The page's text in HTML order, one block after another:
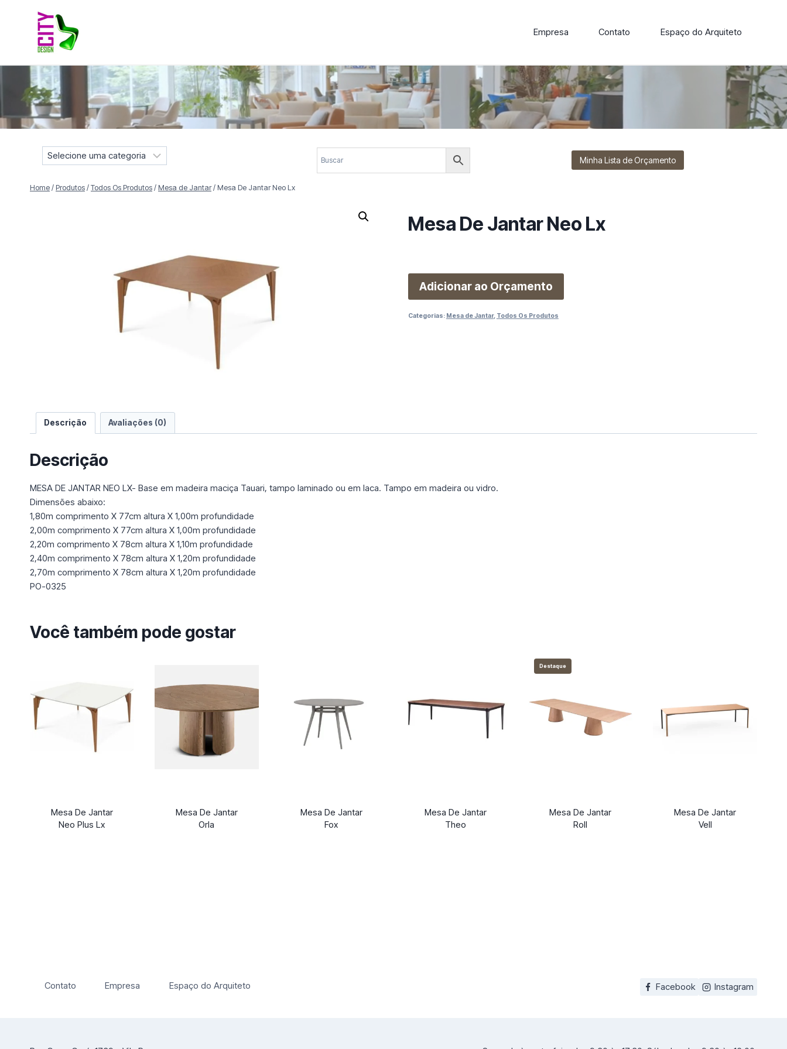
Conteúdo
Empresa Contato Espaço do Arquiteto
Móveis selecionados para compor projetos residenciais e corporativos com elegância, funcionalidade e personalidade. Explore nossa linha de cadeiras, poltronas, sofás e mesas de
design.
e
e
Minha Lista de Orçamento
Home / Produtos / Todos Os Produtos / Mesa de Jantar / Mesa De Jantar Neo Lx
Mesa De Jantar Neo Lx
Adicionar ao Orçamento
Categorias: Mesa de Jantar, Todos Os Produtos
Descrição Avaliações (0)
Descrição
MESA DE JANTAR NEO LX- Base em madeira maciça Tauari, tampo laminado ou em laca. Tampo em madeira ou vidro.
Dimensões abaixo:
1,80m comprimento X 77cm altura X 1,00m profundidade
2,00m comprimento X 77cm altura X 1,00m profundidade
2,20m comprimento X 78cm altura X 1,10m profundidade
2,40m comprimento X 78cm altura X 1,20m profundidade
2,70m comprimento X 78cm altura X 1,20m profundidade
PO-0325
Você também pode gostar
Mesa De Jantar
Neo Plus Lx
Mesa De Jantar
Orla
Mesa De Jantar
Fox
Mesa De Jantar
Theo
Destaque
Mesa De Jantar
Roll
Mesa De Jantar
Vell
Contato Empresa Espaço do Arquiteto Facebook Instagram